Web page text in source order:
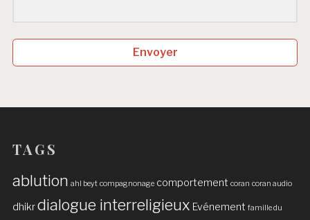
Envoyer
TAGS
ablution ahl beyt compagnonage comportement coran coran audio
dhikrdialogue interreligieux Evénement famille du